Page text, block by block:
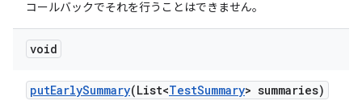
コールバックでそれを行うことはできません。
void
putEarlySummary(List<TestSummary> summaries)